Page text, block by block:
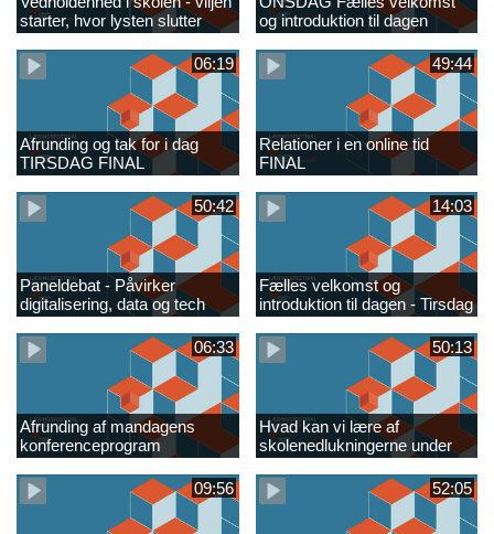
starter, hvor lysten slutter
FINAL
og introduktion til dagen
FINAL
06:19
Afrunding og tak for i dag
TIRSDAG FINAL
49:44
Relationer i en online tid
FINAL
50:42
Paneldebat - Påvirker
digitalisering, data og tech
giganter, hvordan vi tænker
uddannelse
14:03
Fælles velkomst og
introduktion til dagen - Tirsdag
06:33
Afrunding af mandagens
konferenceprogram
50:13
Hvad kan vi lære af
skolenedlukningerne under
corona FINAL
09:56
52:05